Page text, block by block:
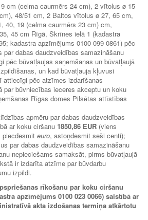
cm (celma caurmērs 24 cm), 2 vītolus ø 15
48/51 cm, 2 Baltos vītolus ø 27, 65 cm,
40, 19 (celma caurmērs 23 cm) cm,
45 cm Rīgā, Skrīnes ielā 1 (kadastra
kadastra apzīmējums 0100 099 0861) pēc
par dabas daudzveidības samazināšanu
pēc būvatļaujas saņemšanas un būvatļaujā
un kad būvatļauja kļuvusi
attiecīgi pēc atzīmes izdarīšanas
par būvniecības ieceres akceptu un koku
Rīgas domes Pilsētas attīstības
apmēru par dabas daudzveidības
ar koku ciršanu 1850,86 EUR (viens
euro, astoņdesmit seši centi);
par dabas daudzveidības samazināšanu
nepieciešams samaksāt, pirms būvatļaujā
ir izdarīta atzīme par būvdarbu
izpildi.
rīkošanu par koku ciršanu
apzīmējums 0100 023 0066) saistībā ar
akta izdošanas termiņa atkārtotu